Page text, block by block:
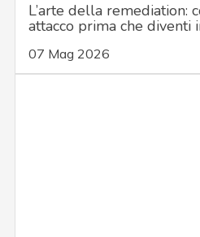
L’arte della remediation:
attacco prima che diventi
07 Mag 2026